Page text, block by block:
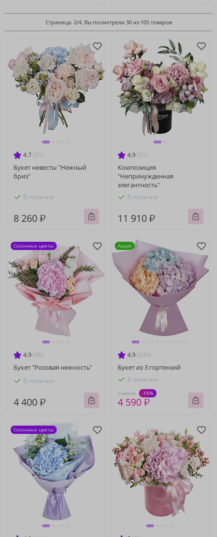
Страница: 2/4. Вы посмотрели 30 из 105 товаров
4.7 (21)
Букет невесты "Нежный
бриз"
В наличии
8 260 ₽
4.9 (51)
Композиция
"Непринужденная
элегантность"
В наличии
11 910 ₽
4.9 (68)
Букет "Розовая нежность"
В наличии
4 400 ₽
Сезонные цветы
4.9 (344)
Букет из 3 гортензий
В наличии
5 400 ₽ -15%
4 590 ₽
Акция
Сезонные цветы